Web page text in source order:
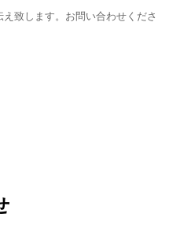
致します。お問い合わせくださ